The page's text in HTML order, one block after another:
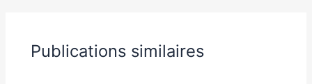
Publications similaires